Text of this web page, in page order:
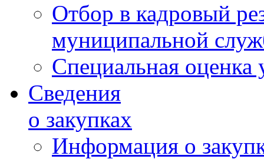
Отбор в кадровый
муниципальной
Специальная оценка
Сведения
о закупках
Информация о